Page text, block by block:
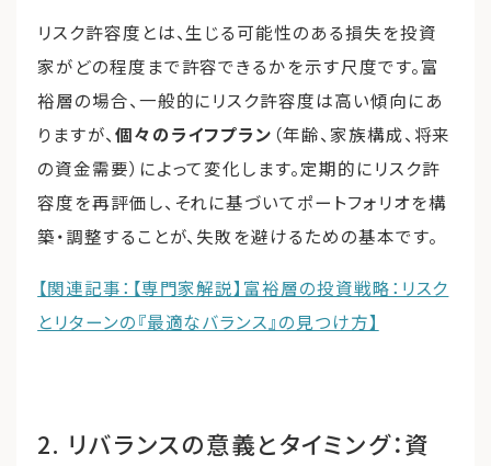
リスク許容度とは、生じる可能性のある損失を投資
家がどの程度まで許容できるかを示す尺度です。富
裕層の場合、一般的にリスク許容度は高い傾向にあ
りますが、個々のライフプラン （年齢、家族構成、将来
の資金需要）によって変化します。定期的にリスク許
容度を再評価し、それに基づいてポートフォリオを構
築・調整することが、失敗を避けるための基本です。
【関連記事：【専門家解説】富裕層の投資戦略：リスク
とリターンの『最適なバランス』の見つけ方】
2. リバランスの意義とタイミング：資